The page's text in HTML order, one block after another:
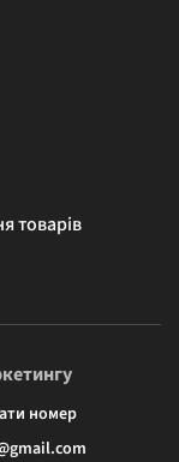
товарів
номер